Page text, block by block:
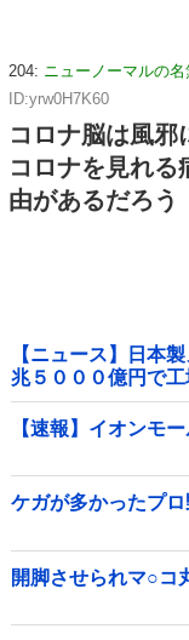
204: ニューノーマルの
ID:yrw0H7K60
コロナ脳は風邪
コロナを見れる
由があるだろう
【ニュース】日本
兆５０００億円で
【速報】イオンモ
ケガが多かったプ
開脚させられマ○コ